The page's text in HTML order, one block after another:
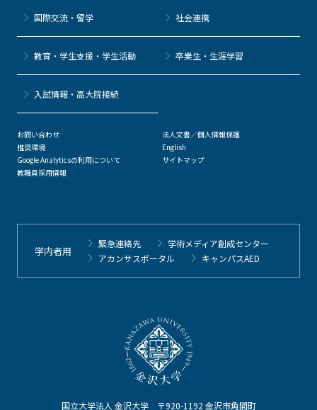
国立大学法人 金沢大学 〒920-1192 金沢市角間町
国際交流・留学 社会連携
教育・学生支援・学生活動 卒業生・生涯学習
⼊試情報・高大院接続
お問い合わせ
推奨環境
Google Analyticsの利用について
教職員採用情報
法人文書／個人情報保護
English
サイトマップ
学内者用
緊急連絡先
学術メディア創成センター
アカンサスポータル
キャンパスAED